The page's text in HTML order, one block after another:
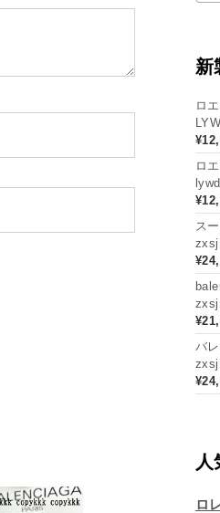
新
ロ
¥
ロ
¥
ス
¥
¥
バ
¥
人
ロ